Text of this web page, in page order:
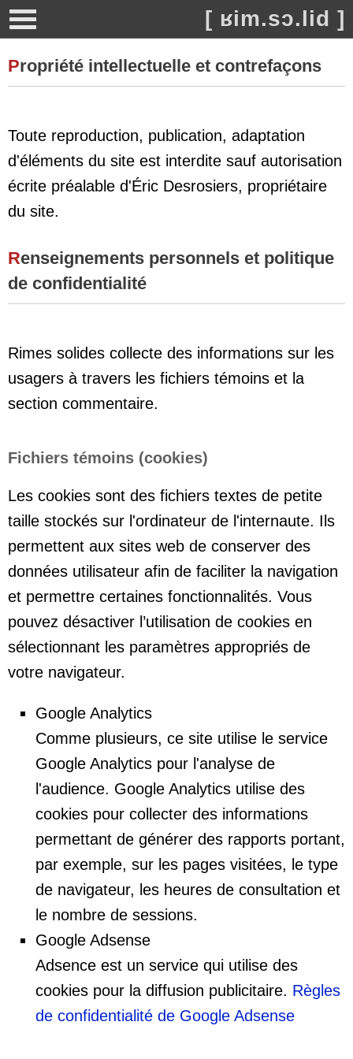
[ ʁim.sɔ.lid ]
Propriété intellectuelle et contrefaçons
Toute reproduction, publication, adaptation
d'éléments du site est interdite sauf autorisation
écrite préalable d'Éric Desrosiers, propriétaire
du site.
Renseignements personnels et politique
de confidentialité
Rimes solides collecte des informations sur les
usagers à travers les fichiers témoins et la
section commentaire.
Fichiers témoins (cookies)
Les cookies sont des fichiers textes de petite
taille stockés sur l'ordinateur de l'internaute. Ils
permettent aux sites web de conserver des
données utilisateur afin de faciliter la navigation
et permettre certaines fonctionnalités. Vous
pouvez désactiver l’utilisation de cookies en
sélectionnant les paramètres appropriés de
votre navigateur.
Google Analytics
Comme plusieurs, ce site utilise le service
Google Analytics pour l'analyse de
l'audience. Google Analytics utilise des
cookies pour collecter des informations
permettant de générer des rapports portant,
par exemple, sur les pages visitées, le type
de navigateur, les heures de consultation et
le nombre de sessions.
Google Adsense
Adsence est un service qui utilise des
cookies pour la diffusion publicitaire. Règles
de confidentialité de Google Adsense